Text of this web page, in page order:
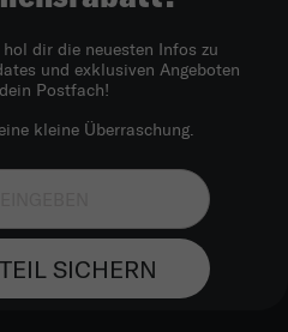
dir die neuesten Infos zu
und exklusiven Angeboten
Postfach!
kleine Überraschung.
SICHERN